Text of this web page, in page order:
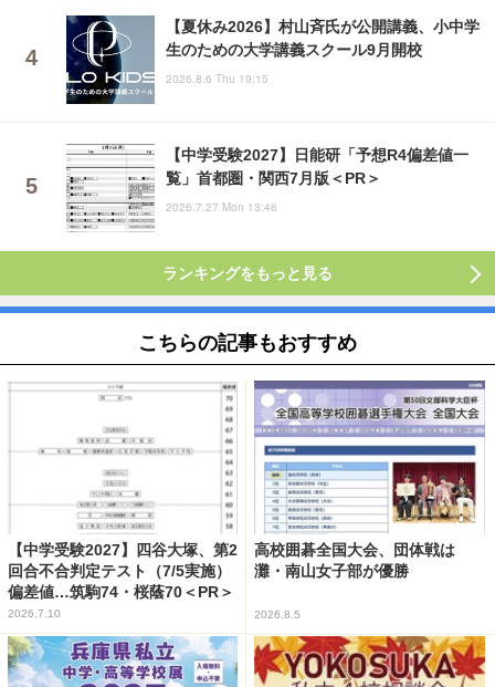
【夏休み2026】村山斉氏が公開講義、小中学
生のための大学講義スクール9月開校
2026.8.6 Thu 19:15
【中学受験2027】日能研「予想R4偏差値一
覧」首都圏・関西7月版＜PR＞
2026.7.27 Mon 13:46
ランキングをもっと見る
こちらの記事もおすすめ
【中学受験2027】四谷大塚、第2
回合不合判定テスト（7/5実施）
偏差値…筑駒74・桜蔭70＜PR＞
2026.7.10
高校囲碁全国大会、団体戦は
灘・南山女子部が優勝
2026.8.5